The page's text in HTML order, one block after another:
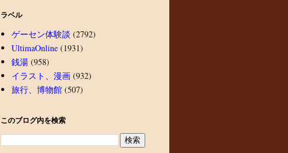
ラベル
ゲーセン体験談 (2792)
UltimaOnline (1931)
銭湯 (958)
イラスト、漫画 (932)
旅行、博物館 (507)
このブログ内を検索